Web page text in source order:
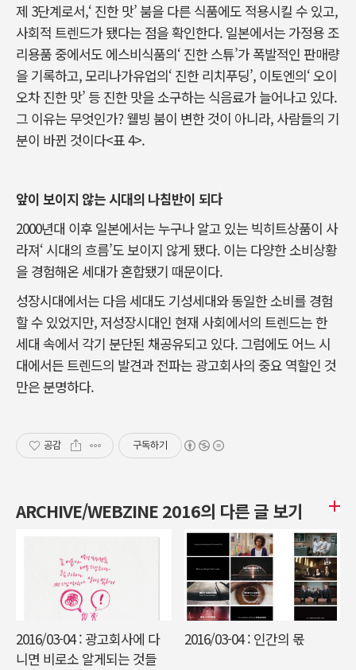
제 3단계로서,‘ 진한 맛’ 붐을 다른 식품에도 적용시킬 수 있고,
사회적 트렌드가 됐다는 점을 확인한다. 일본에서는 가정용 조
리용품 중에서도 에스비식품의‘ 진한 스튜’가 폭발적인 판매량
을 기록하고, 모리나가유업의‘ 진한 리치푸딩’, 이토엔의‘ 오이
오차 진한 맛’ 등 진한 맛을 소구하는 식음료가 늘어나고 있다.
그 이유는 무엇인가? 웰빙 붐이 변한 것이 아니라, 사람들의 기
분이 바뀐 것이다<표 4>.
앞이 보이지 않는 시대의 나침반이 되다
2000년대 이후 일본에서는 누구나 알고 있는 빅히트상품이 사
라져‘ 시대의 흐름’도 보이지 않게 됐다. 이는 다양한 소비상황
을 경험해온 세대가 혼합됐기 때문이다.
성장시대에서는 다음 세대도 기성세대와 동일한 소비를 경험
할 수 있었지만, 저성장시대인 현재 사회에서의 트렌드는 한
세대 속에서 각기 분단된 채공유되고 있다. 그럼에도 어느 시
대에서든 트렌드의 발견과 전파는 광고회사의 중요 역할인 것
만은 분명하다.
공감 구독하기
ARCHIVE/WEBZINE 2016의 다른 글 보기
2016/03-04 : 광고회사에 다
니면 비로소 알게되는 것들
2016/03-04 : 인간의 몫